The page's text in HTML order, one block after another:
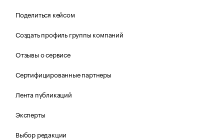
Поделиться кейсом
Создать профиль группы компаний
Отзывы о сервисе
Сертифицированные партнеры
Лента публикаций
Эксперты
Выбор редакции